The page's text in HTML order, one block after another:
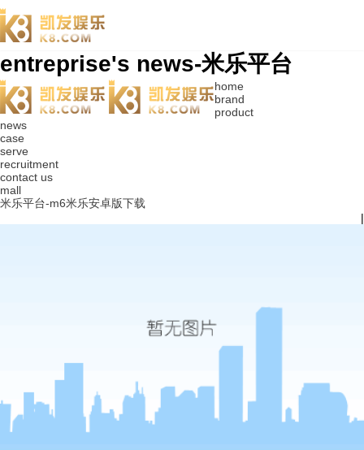
entreprise's news-米乐平台
home
brand
product
news
case
serve
recruitment
contact us
mall
米乐平台-m6米乐安卓版下载
|